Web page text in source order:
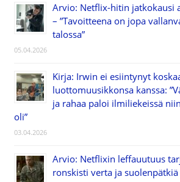
Arvio: Netflix-hitin jatkokausi
– ”Tavoitteena on jopa
talossa”
05.04.2026
Kirja: Irwin ei esiintynyt
luottomuusikkonsa kanssa:
ja rahaa paloi ilmiliekeissä
oli”
03.04.2026
Arvio: Netflixin leffauutuus
ronskisti verta ja suolenpätkiä